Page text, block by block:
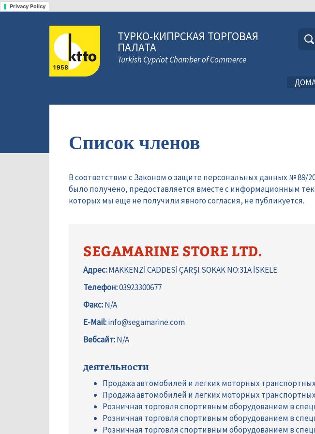
Privacy Policy
ТУРКО-КИПРСКАЯ ТОРГОВАЯ
ПАЛАТА
Turkish Cypriot Chamber of Commerce
Список членов
В соответствии с Законом о защите персональных данных № 89/
было получено, предоставляется вместе с информационным
которых мы еще не получили явного согласия, не публикуется.
SEGAMARINE STORE LTD.
Адрес:MAKKENZİ CADDESİ ÇARŞI SOKAK NO:31A İSKELE
Телефон:03923300677
Факс:N/A
E-Mail:info@segamarine.com
Вебсайт:N/A
деятельности
Продажа автомобилей и легких моторных
Продажа автомобилей и легких моторных
Розничная торговля спортивным оборудованием в
Розничная торговля спортивным оборудованием в
Розничная торговля спортивным оборудованием в